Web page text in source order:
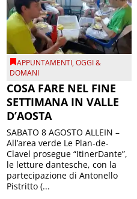
APPUNTAMENTI,OGGI &
DOMANI
COSA FARE NEL FINE
SETTIMANA IN VALLE
D’AOSTA
SABATO 8 AGOSTO ALLEIN –
All’area verde Le Plan-de-
Clavel prosegue “ItinerDante”,
le letture dantesche, con la
partecipazione di Antonello
Pistritto (...